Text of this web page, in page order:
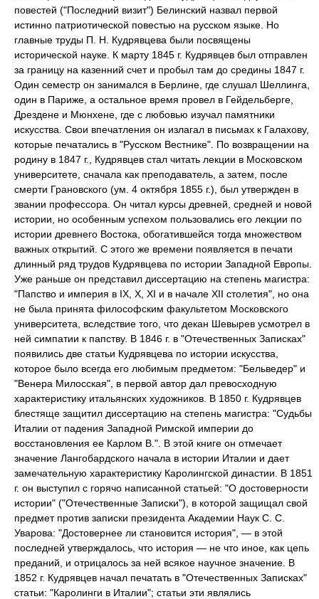
повестей ("Последний визит") Белинский назвал первой
истинно патриотической повестью на русском языке. Но
главные труды П. Н. Кудрявцева были посвящены
исторической науке. К марту 1845 г. Кудрявцев был отправлен
за границу на казенний счет и пробыл там до средины 1847 г.
Один семестр он занимался в Берлине, где слушал Шеллинга,
один в Париже, а остальное время провел в Гейдельберге,
Дрездене и Мюнхене, где с любовью изучал памятники
искусства. Свои впечатления он излагал в письмах к Галахову,
которые печатались в "Русском Вестнике". По возвращении на
родину в 1847 г., Кудрявцев стал читать лекции в Московском
университете, сначала как преподаватель, а затем, после
смерти Грановского (ум. 4 октября 1855 г.), был утвержден в
звании профессора. Он читал курсы древней, средней и новой
истории, но особенным успехом пользовались его лекции по
истории древнего Востока, обогатившейся тогда множеством
важных открытий. С этого же времени появляется в печати
длинный ряд трудов Кудрявцева по истории Западной Европы.
Уже раньше он представил диссертацию на степень магистра:
"Папство и империя в IX, X, XI и в начале ХII столетия", но она
не была принята философским факультетом Московского
университета, вследствие того, что декан Шевырев усмотрел в
ней симпатии к папству. В 1846 г. в "Отечественных Записках"
появились две статьи Кудрявцева по истории искусства,
которое было всегда его любимым предметом: "Бельведер" и
"Венера Милосская", в первой автор дал превосходную
характеристику итальянских художников. В 1850 г. Кудрявцев
блестяще защитил диссертацию на степень магистра: "Судьбы
Италии от падения Западной Римской империи до
восстановления ее Карлом В.". В этой книге он отмечает
значение Лангобардского начала в истории Италии и дает
замечательную характеристику Каролингской династии. В 1851
г. он выступил с горячо написанной статьей: "О достоверности
истории" ("Отечественные Записки"), в которой защищал свой
предмет против записки президента Академии Наук С. С.
Уварова: "Достовернее ли становится история", — в этой
последней утверждалось, что история — не что иное, как цепь
преданий, и отрицалось за ней всякое научное значение. В
1852 г. Кудрявцев начал печатать в "Отечественных Записках"
статьи: "Каролинги в Италии"; статьи эти являлись